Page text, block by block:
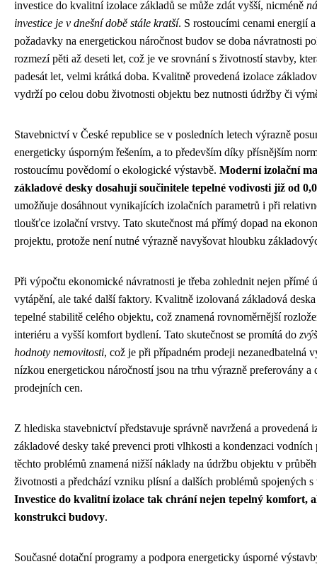
investice do kvalitní izolace základů se může zdát vyšší, nicméně
investice je v dnešní době stále kratší. S rostoucími cenami energií
požadavky na energetickou náročnost budov se doba návratnosti
rozmezí pěti až deseti let, což je ve srovnání s životností stavby,
padesát let, velmi krátká doba. Kvalitně provedená izolace
vydrží po celou dobu životnosti objektu bez nutnosti údržby či
Stavebnictví v České republice se v posledních letech výrazně
energeticky úsporným řešením, a to především díky přísnějším
rostoucímu povědomí o ekologické výstavbě. Moderní izolační
základové desky dosahují součinitele tepelné vodivosti již od
umožňuje dosáhnout vynikajících izolačních parametrů i při
tloušťce izolační vrstvy. Tato skutečnost má přímý dopad na
projektu, protože není nutné výrazně navyšovat hloubku
Při výpočtu ekonomické návratnosti je třeba zohlednit nejen přímé
vytápění, ale také další faktory. Kvalitně izolovaná základová
tepelné stabilitě celého objektu, což znamená rovnoměrnější
interiéru a vyšší komfort bydlení. Tato skutečnost se promítá do
hodnoty nemovitosti, což je při případném prodeji nezanedbatelná
nízkou energetickou náročností jsou na trhu výrazně preferovány a
prodejních cen.
Z hlediska stavebnictví představuje správně navržená a provedená
základové desky také prevenci proti vlhkosti a kondenzaci vodních
těchto problémů znamená nižší náklady na údržbu objektu v
životnosti a předchází vzniku plísní a dalších problémů spojených
Investice do kvalitní izolace tak chrání nejen tepelný komfort,
konstrukci budovy.
Současné dotační programy a podpora energeticky úsporné